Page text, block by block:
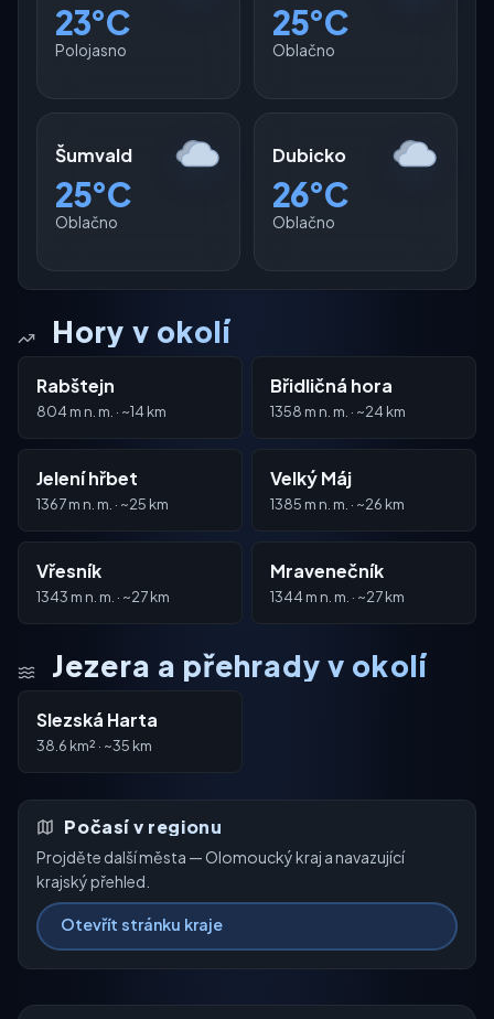
23°C
Polojasno
25°C
Oblačno
Šumvald
25°C
Oblačno
Dubicko
26°C
Oblačno
Hory v okolí
Rabštejn
804 m n. m. · ~14 km
Břidličná hora
1358 m n. m. · ~24 km
Jelení hřbet
1367 m n. m. · ~25 km
Velký Máj
1385 m n. m. · ~26 km
Vřesník
1343 m n. m. · ~27 km
Mravenečník
1344 m n. m. · ~27 km
Jezera a přehrady v okolí
Slezská Harta
38.6 km² · ~35 km
Počasí v regionu
Projděte další města — Olomoucký kraj a navazující
krajský přehled.
Otevřít stránku kraje